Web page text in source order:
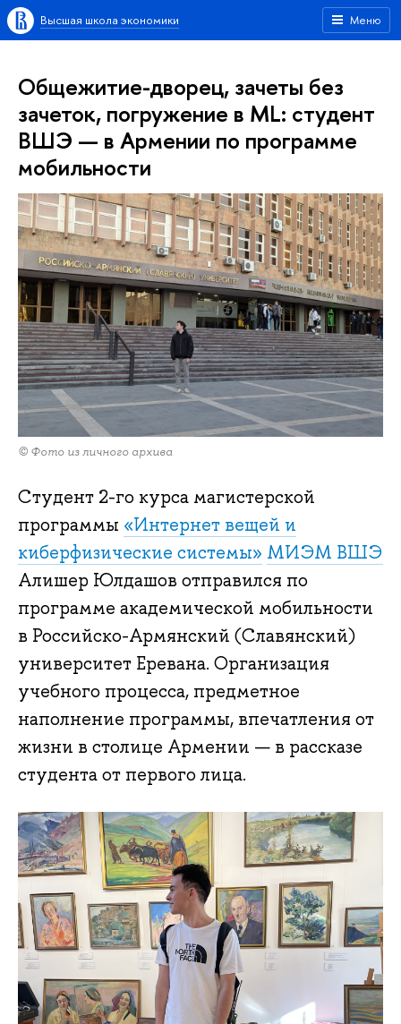
Меню
Высшая школа экономики
Общежитие-дворец, зачеты без
зачеток, погружение в ML: студент
ВШЭ — в Армении по программе
мобильности
© Фото из личного архива
Студент 2-го курса магистерской
программы «Интернет вещей и
киберфизические системы» МИЭМ ВШЭ
Алишер Юлдашов отправился по
программе академической мобильности
в Российско-Армянский (Славянский)
университет Еревана. Организация
учебного процесса, предметное
наполнение программы, впечатления от
жизни в столице Армении — в рассказе
студента от первого лица.